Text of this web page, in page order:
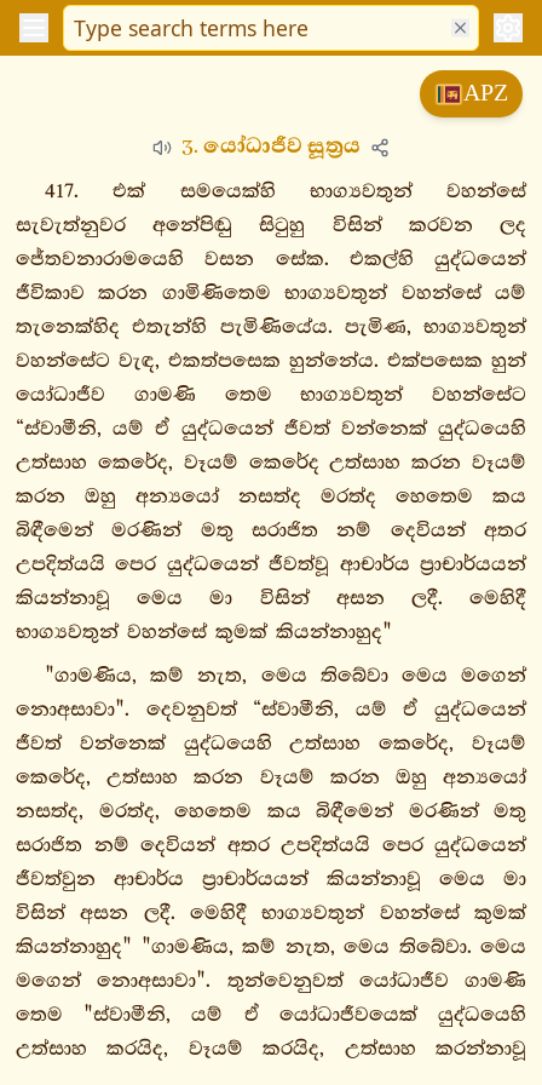
දීඝනිකාය
මජ්ඣිමනිකාය
සංයුත්තනිකාය
සගාථවග්ගො
නිදානවග්ගො
ඛන්ධකවග්ගො
සළායතනවග්ගො
1.
සළායතනසංයුත්තං
2.
වෙදනාසංයුත්තං
3.
මාතුගාමසංයුත්තං
4.
ජම්බුඛාදකසංයුත්තං
සාමණ්ඩකානි
සංයුත්තං
6.
මොග්ගල්ලානසංයුත්තං
7.
චිත්තසංයුත්තං
8.
ගාමණීසංයුත්තං
1.
ගාමණීවග්ගො
චණ්ඩගාමණීසුත්තං
APZ
3. යෝධාජීව සූත්‍රය
417. එක් සමයෙක්හි භාග්‍යවතුන් වහන්සේ
සැවැත්නුවර අනේපිඬු සිටුහු විසින් කරවන ලද
ජේතවනාරාමයෙහි වසන සේක. එකල්හි යුද්ධයෙන්
ජීවිකාව කරන ගාමිණිතෙම භාග්‍යවතුන් වහන්සේ යම්
තැනෙක්හිද එතැන්හි පැමිණියේය. පැමිණ, භාග්‍යවතුන්
වහන්සේට වැඳ, එකත්පසෙක හුන්නේය. එක්පසෙක හුන්
යෝධාජීව ගාමණි තෙම භාග්‍යවතුන් වහන්සේට
“ස්වාමීනි, යම් ඒ යුද්ධයෙන් ජීවත් වන්නෙක් යුද්ධයෙහි
උත්සාහ කෙරේද, වෑයම් කෙරේද උත්සාහ කරන වෑයම්
කරන ඔහු අන්‍යයෝ නසත්ද මරත්ද හෙතෙම කය
බිඳීමෙන් මරණින් මතු සරාජිත නම් දෙවියන් අතර
උපදිත්යයි පෙර යුද්ධයෙන් ජීවත්වූ ආචාර්ය ප්‍රාචාර්යයන්
කියන්නාවූ මෙය මා විසින් අසන ලදී. මෙහිදී
භාග්‍යවතුන් වහන්සේ කුමක් කියන්නාහුද"
"ගාමණිය, කම් නැත, මෙය තිබේවා මෙය මගෙන්
නොඅසාවා". දෙවනුවත් “ස්වාමීනි, යම් ඒ යුද්ධයෙන්
ජීවත් වන්නෙක් යුද්ධයෙහි උත්සාහ කෙරේද, වෑයම්
කෙරේද, උත්සාහ කරන වෑයම් කරන ඔහු අන්‍යයෝ
නසත්ද, මරත්ද, හෙතෙම කය බිඳීමෙන් මරණින් මතු
සරාජිත නම් දෙවියන් අතර උපදිත්යයි පෙර යුද්ධයෙන්
ජීවත්වුන ආචාර්ය ප්‍රාචාර්යයන් කියන්නාවූ මෙය මා
විසින් අසන ලදී. මෙහිදී භාග්‍යවතුන් වහන්සේ කුමක්
කියන්නාහුද" "ගාමණිය, කම් නැත, මෙය තිබේවා. මෙය
මගෙන් නොඅසාවා". තුන්වෙනුවත් යෝධාජීව ගාමණි
තෙම "ස්වාමීනි, යම් ඒ යෝධාජීවයෙක් යුද්ධයෙහි
උත්සාහ කරයිද, වෑයම් කරයිද, උත්සාහ කරන්නාවූ